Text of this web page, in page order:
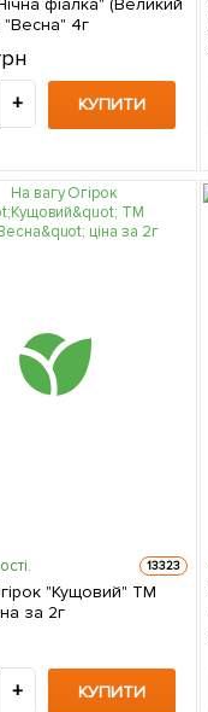
фіалка" (Великий
4г
+ КУПИТИ
13323
"Кущовий" ТМ
за 2г
+ КУПИТИ